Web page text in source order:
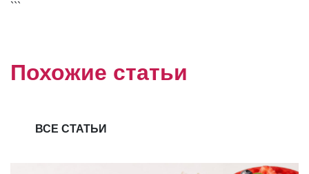
```
Похожие статьи
ВСЕ СТАТЬИ